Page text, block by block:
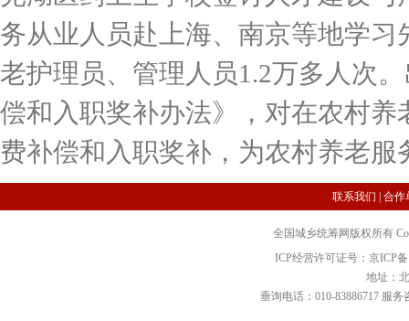
务从业人员赴上海、南京等地学
老护理员、管理人员1.2万多人次
偿和入职奖补办法》，对在农村
费补偿和入职奖补，为农村养老
联系我们 合作
全国城乡统筹网版权所有
ICP经营许可证号：京ICP备
地址：
垂询电话：010-83886717 服务